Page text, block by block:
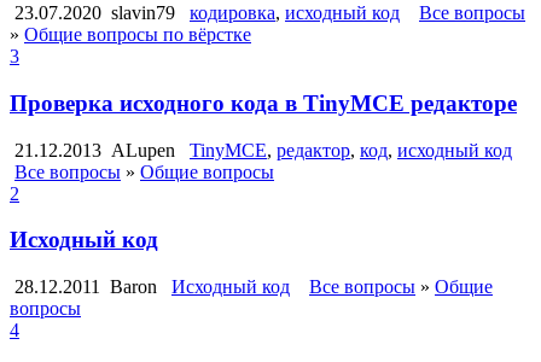
23.07.2020 slavin79 кодировка, исходный код
Все вопросы
» Общие вопросы по вёрстке
3
Проверка исходного кода в TinyMCE редакторе
21.12.2013 ALupen TinyMCE, редактор, код, исходный код
Все вопросы » Общие вопросы
2
Исходный код
28.12.2011 Baron Исходный код Все вопросы » Общие
вопросы
4